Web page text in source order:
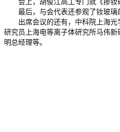
会上，胡俊江高工专门就《掺钕磷
最后，与会代表还参观了钕玻璃
出席会议的还有，中科院上海光学
研究员上海电等离子体研究所马伟
明总经理等。